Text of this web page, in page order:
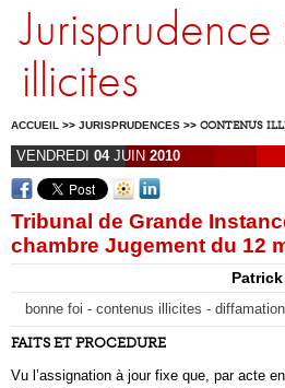
illicites
ACCUEIL >> JURISPRUDENCES >> CONTENUS
VENDREDI 04JUIN 2010
Tribunal de Grande
chambre Jugement du 12
bonne foi - contenus illicites -
FAITS ET PROCEDURE
Vu l’assignation à jour fixe que, par acte